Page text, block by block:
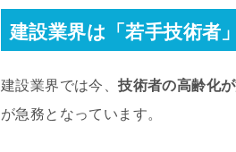
建設業界は「若手技術者
建設業界では今、技術者の高齢化
が急務となっています。